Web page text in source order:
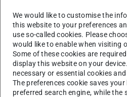
Traceability-System inklusive
-visualisierung
We would like to customise the
this website to your preferences
use so-called cookies. Please
would like to enable when visiting
Some of these cookies are
display this website on your
necessary or essential cookies
The preferences cookie saves
preferred search engine, while